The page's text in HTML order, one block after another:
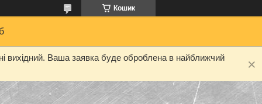
Кошик
вихідний. Ваша заявка буде оброблена в найближчий